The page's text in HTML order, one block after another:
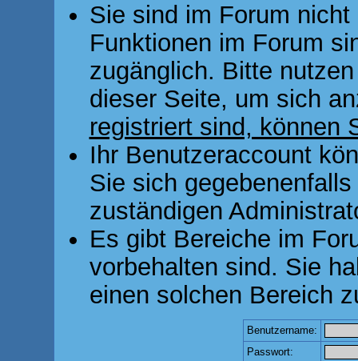
Sie sind im Forum
Funktionen im Forum
zugänglich. Bitte
dieser Seite, um sich
registriert sind, können
Ihr Benutzeraccount
Sie sich
zuständigen
Es gibt Bereiche im
vorbehalten sind. Sie
einen solchen Bereich
Benutzername:
Passwort: